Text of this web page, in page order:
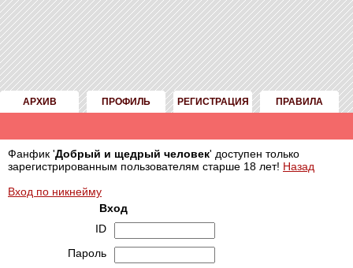
АРХИВ ПРОФИЛЬ РЕГИСТРАЦИЯ ПРАВИЛА
Фанфик 'Добрый и щедрый человек' доступен только
зарегистрированным пользователям старше 18 лет! Назад
Вход по никнейму
Вход
ID
Пароль